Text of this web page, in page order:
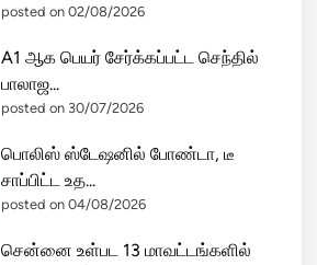
posted on 02/08/2026
A1 ஆக பெயர் சேர்க்கப்பட்ட செந்தில்
பாலாஜ...
posted on 30/07/2026
பொலிஸ் ஸ்டேஷனில் போண்டா, டீ
சாப்பிட்ட உத...
posted on 04/08/2026
சென்னை உள்பட 13 மாவட்டங்களில்